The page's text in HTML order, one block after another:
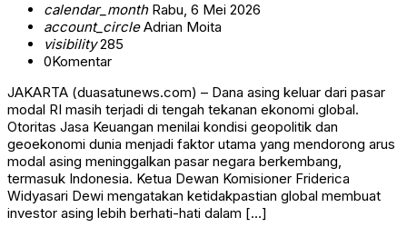
calendar_monthRabu, 6 Mei 2026
account_circleAdrian Moita
visibility285
0Komentar
JAKARTA (duasatunews.com) – Dana asing keluar dari pasar
modal RI masih terjadi di tengah tekanan ekonomi global.
Otoritas Jasa Keuangan menilai kondisi geopolitik dan
geoekonomi dunia menjadi faktor utama yang mendorong arus
modal asing meninggalkan pasar negara berkembang,
termasuk Indonesia. Ketua Dewan Komisioner Friderica
Widyasari Dewi mengatakan ketidakpastian global membuat
investor asing lebih berhati-hati dalam […]